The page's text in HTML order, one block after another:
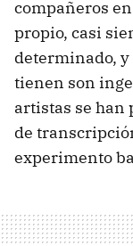
compañeros
propio, casi
determinado, y
tienen son
artistas se han
de
experimento